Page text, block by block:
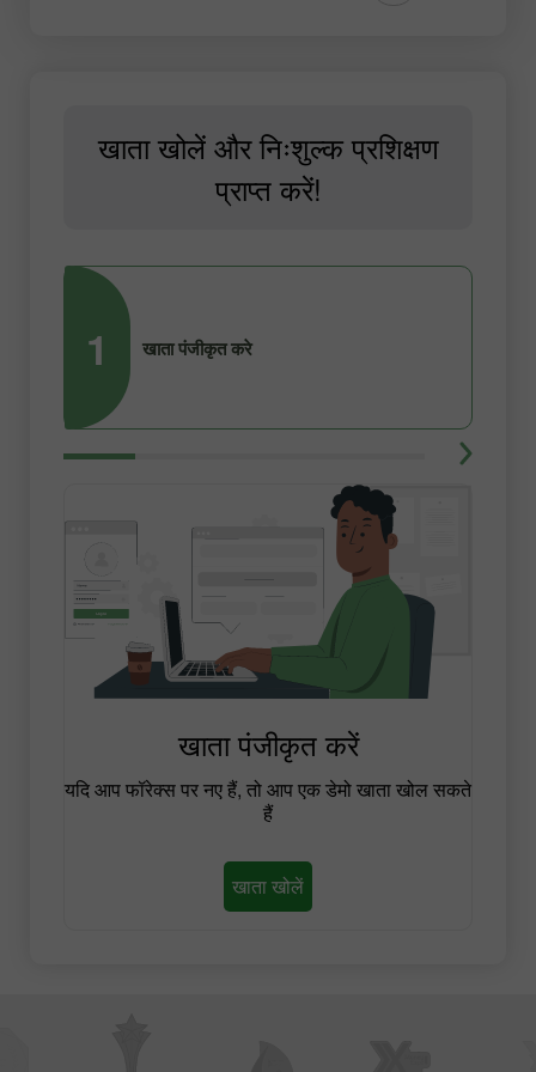
खाता खोलें और निःशुल्क प्रशिक्षण
प्राप्त करें!
1 खाता पंजीकृत करे
खाता पंजीकृत करें
यदि आप फॉरेक्स पर नए हैं, तो आप एक डेमो खाता खोल सकते
हैं
खाता खोलें